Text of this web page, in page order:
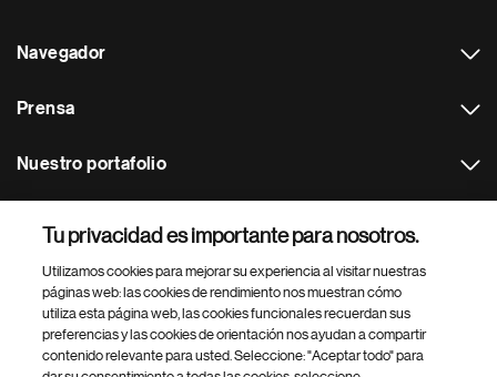
Navegador
Prensa
Nuestro portafolio
Footer Site Search
Tu privacidad es importante para nosotros.
Utilizamos cookies para mejorar su experiencia al visitar nuestras
páginas web: las cookies de rendimiento nos muestran cómo
utiliza esta página web, las cookies funcionales recuerdan sus
preferencias y las cookies de orientación nos ayudan a compartir
contenido relevante para usted. Seleccione: "Aceptar todo" para